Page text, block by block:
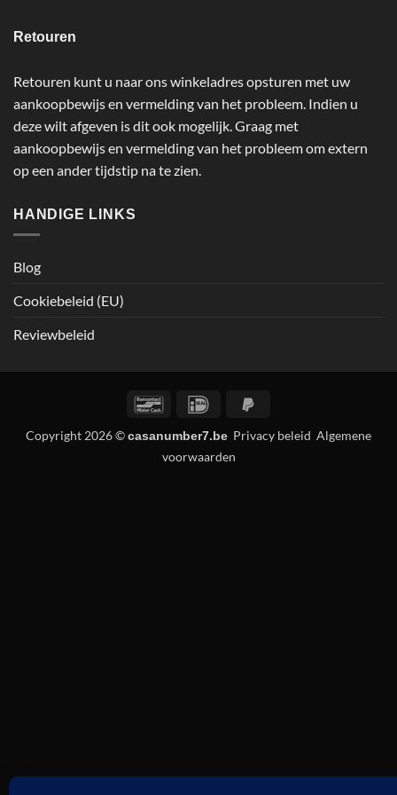
Retouren
Retouren kunt u naar ons winkeladres opsturen met uw
aankoopbewijs en vermelding van het probleem. Indien u
deze wilt afgeven is dit ook mogelijk. Graag met
aankoopbewijs en vermelding van het probleem om extern
op een ander tijdstip na te zien.
HANDIGE LINKS
Blog
Cookiebeleid (EU)
Reviewbeleid
BancontactIDeal
Copyright 2026 ©casanumber7.be Privacy beleid Algemene
voorwaarden